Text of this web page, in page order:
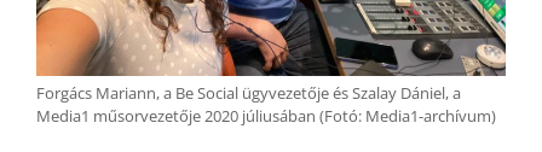
Forgács Mariann, a Be Social ügyvezetője és Szalay Dániel, a
Media1 műsorvezetője 2020 júliusában (Fotó: Media1-archívum)